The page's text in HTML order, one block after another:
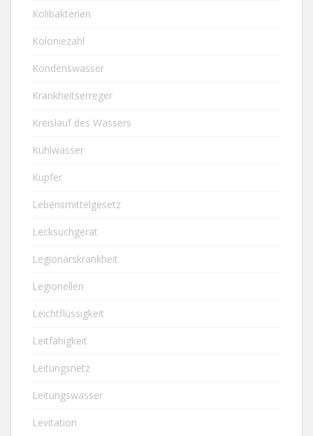
Kolibakterien
Koloniezahl
Kondenswasser
Krankheitserreger
Kreislauf des Wassers
Kühlwasser
Kupfer
Lebensmittelgesetz
Lecksuchgerät
Legionärskrankheit
Legionellen
Leichtflüssigkeit
Leitfähigkeit
Leitungsnetz
Leitungswasser
Levitation